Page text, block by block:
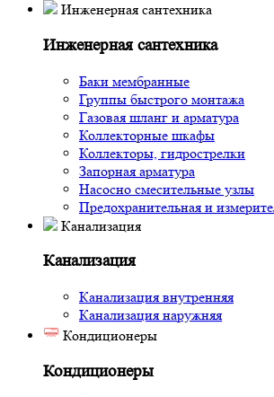
Инженерная сантехника
Инженерная сантехника
Баки мембранные
Группы быстрого монтажа
Газовая шланг и арматура
Коллекторные шкафы
Коллекторы, гидрострелки
Запорная арматура
Насосно смесительные узлы
Предохранительная и
Канализация
Канализация
Канализация внутренняя
Канализация наружняя
Кондиционеры
Кондиционеры